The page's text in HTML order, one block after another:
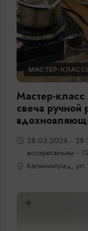
МАСТЕР-
Мастер-
свеча ручной
28.03.2026 -
воскресеньям -
Калининград,